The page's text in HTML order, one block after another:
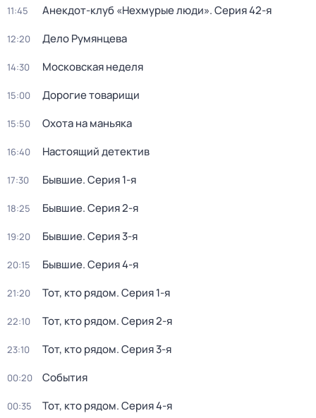
11:45 Анекдот-клуб «Нехмурые люди». Серия 42-я
12:20 Дело Румянцева
14:30 Московская неделя
15:00 Дорогие товарищи
15:50 Охота на маньяка
16:40 Настоящий детектив
17:30 Бывшие. Серия 1-я
18:25 Бывшие. Серия 2-я
19:20 Бывшие. Серия 3-я
20:15 Бывшие. Серия 4-я
21:20 Тот, кто рядом. Серия 1-я
22:10 Тот, кто рядом. Серия 2-я
23:10 Тот, кто рядом. Серия 3-я
00:20 События
00:35 Тот, кто рядом. Серия 4-я